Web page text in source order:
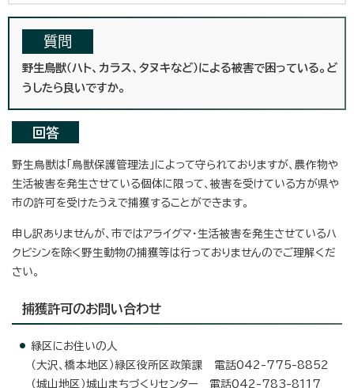
質問
野生鳥獣（ハト、カラス、タヌキなど）による被害で困っている。ど
うしたら良いですか。
回答
野生鳥獣は「鳥獣保護管理法」によって守られておりますが、農作物や
生活被害を発生させている個体に限って、被害を受けている方が県や
市の許可を受けたうえで捕獲することができます。
申し訳ありませんが、市ではアライグマ・生活被害を発生させているハ
クビシンを除く野生動物の捕獲等は行っておりませんのでご理解くだ
さい。
捕獲許可のお問い合わせ
緑区にお住いの人
（大沢、橋本地区）緑区役所区政策課 電話042-775-8852
（城山地区）城山まちづくりセンター 電話042-783-8117